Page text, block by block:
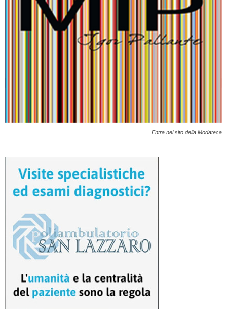
Entra nel sito della Modateca